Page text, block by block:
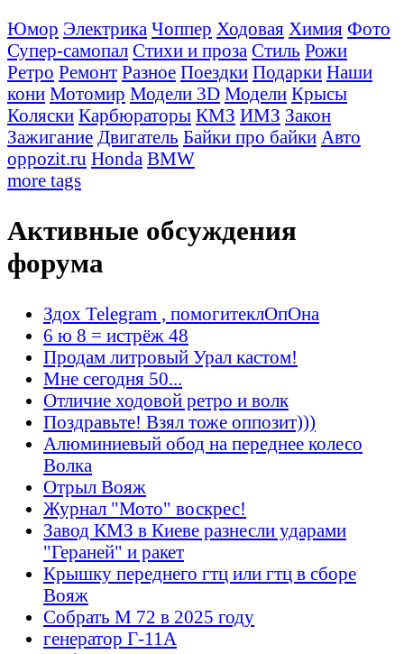
Юмор Электрика Чоппер Ходовая Химия Фото
Супер-самопал Стихи и проза Стиль Рожи
Ретро Ремонт Разное Поездки Подарки Наши
кони Мотомир Модели 3D Модели Крысы
Коляски Карбюраторы КМЗ ИМЗ Закон
Зажигание Двигатель Байки про байки Авто
oppozit.ru Honda BMW
more tags
Активные обсуждения
форума
Здох Telegram , помогитеклОпОна
6 ю 8 = истрёж 48
Продам литровый Урал кастом!
Мне сегодня 50...
Отличие ходовой ретро и волк
Поздравьте! Взял тоже оппозит)))
Алюминиевый обод на переднее колесо
Волка
Отрыл Вояж
Журнал "Мото" воскрес!
Завод КМЗ в Киеве разнесли ударами
"Гераней" и ракет
Крышку переднего гтц или гтц в сборе
Вояж
Собрать М 72 в 2025 году
генератор Г-11А